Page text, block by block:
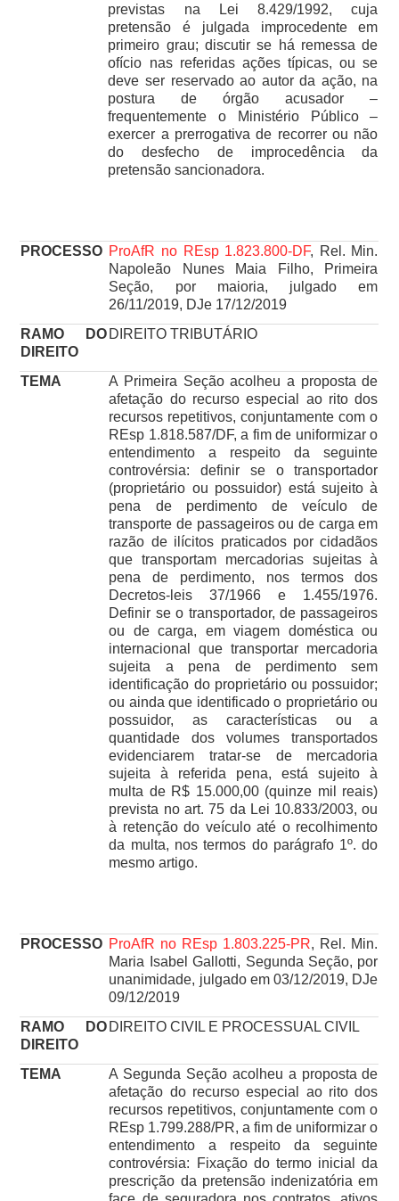
previstas na Lei 8.429/1992, cuja
pretensão é julgada improcedente em
primeiro grau; discutir se há remessa de
ofício nas referidas ações típicas, ou se
deve ser reservado ao autor da ação, na
postura de órgão acusador –
frequentemente o Ministério Público –
exercer a prerrogativa de recorrer ou não
do desfecho de improcedência da
pretensão sancionadora.
PROCESSO ProAfR no REsp 1.823.800-DF, Rel. Min.
Napoleão Nunes Maia Filho, Primeira
Seção, por maioria, julgado em
26/11/2019, DJe 17/12/2019
RAMO DO
DIREITO
DIREITO TRIBUTÁRIO
TEMA
A Primeira Seção acolheu a proposta de
afetação do recurso especial ao rito dos
recursos repetitivos, conjuntamente com o
REsp 1.818.587/DF, a fim de uniformizar o
entendimento a respeito da seguinte
controvérsia: definir se o transportador
(proprietário ou possuidor) está sujeito à
pena de perdimento de veículo de
transporte de passageiros ou de carga em
razão de ilícitos praticados por cidadãos
que transportam mercadorias sujeitas à
pena de perdimento, nos termos dos
Decretos-leis 37/1966 e 1.455/1976.
Definir se o transportador, de passageiros
ou de carga, em viagem doméstica ou
internacional que transportar mercadoria
sujeita a pena de perdimento sem
identificação do proprietário ou possuidor;
ou ainda que identificado o proprietário ou
possuidor, as características ou a
quantidade dos volumes transportados
evidenciarem tratar-se de mercadoria
sujeita à referida pena, está sujeito à
multa de R$ 15.000,00 (quinze mil reais)
prevista no art. 75 da Lei 10.833/2003, ou
à retenção do veículo até o recolhimento
da multa, nos termos do parágrafo 1º. do
mesmo artigo.
PROCESSO ProAfR no REsp 1.803.225-PR, Rel. Min.
Maria Isabel Gallotti, Segunda Seção, por
unanimidade, julgado em 03/12/2019, DJe
09/12/2019
RAMO DO
DIREITO
DIREITO CIVIL E PROCESSUAL CIVIL
TEMA
A Segunda Seção acolheu a proposta de
afetação do recurso especial ao rito dos
recursos repetitivos, conjuntamente com o
REsp 1.799.288/PR, a fim de uniformizar o
entendimento a respeito da seguinte
controvérsia: Fixação do termo inicial da
prescrição da pretensão indenizatória em